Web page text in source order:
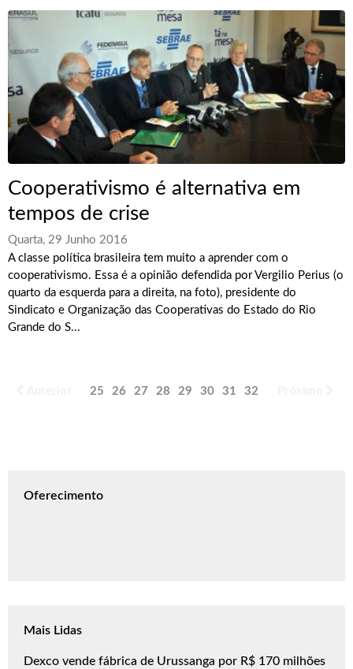
Cooperativismo é alternativa em
tempos de crise
Quarta, 29 Junho 2016
A classe política brasileira tem muito a aprender com o
cooperativismo. Essa é a opinião defendida por Vergilio Perius (o
quarto da esquerda para a direita, na foto), presidente do
Sindicato e Organização das Cooperativas do Estado do Rio
Grande do S...
25 26 27 28 29 30 31 32
Oferecimento
Mais Lidas
Dexco vende fábrica de Urussanga por R$ 170 milhões